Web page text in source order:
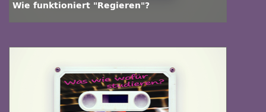
Wie funktioniert "Regieren"?